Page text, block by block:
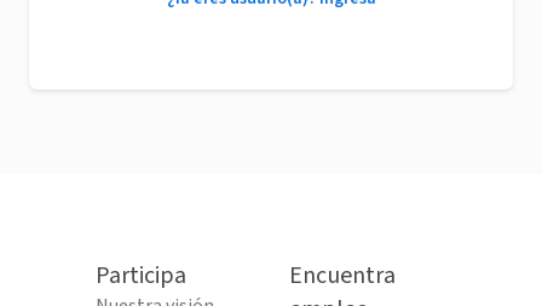
Participa
Encuentra